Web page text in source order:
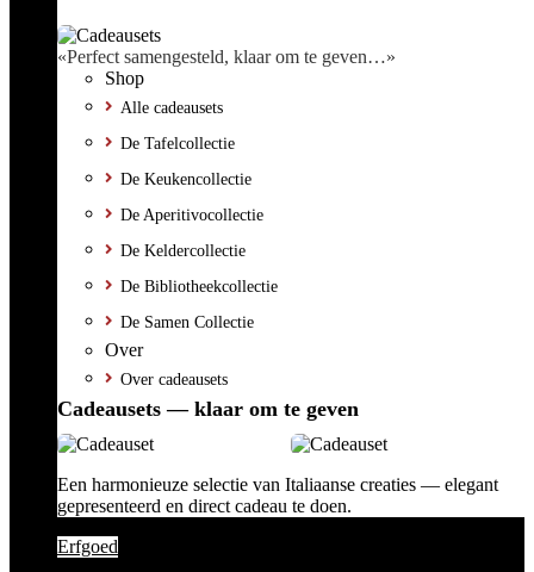
«Perfect samengesteld, klaar om te geven…»
Shop
Alle cadeausets
De Tafelcollectie
De Keukencollectie
De Aperitivocollectie
De Keldercollectie
De Bibliotheekcollectie
De Samen Collectie
Over
Over cadeausets
Cadeausets — klaar om te geven
Een harmonieuze selectie van Italiaanse creaties — elegant
gepresenteerd en direct cadeau te doen.
Erfgoed